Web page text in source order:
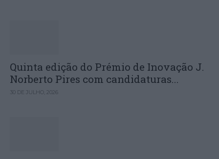
Quinta edição do Prémio de Inovação J.
Norberto Pires com candidaturas...
30 DE JULHO, 2026